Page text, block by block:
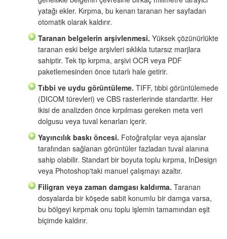
yatağı ekler. Kırpma, bu kenarı taranan her sayfadan
otomatik olarak kaldırır.
Taranan belgelerin arşivlenmesi. Yüksek çözünürlükte
taranan eski belge arşivleri sıklıkla tutarsız marjlara
sahiptir. Tek tip kırpma, arşivi OCR veya PDF
paketlemesinden önce tutarlı hale getirir.
Tıbbi ve uydu görüntüleme. TIFF, tıbbi görüntülemede
(DICOM türevleri) ve CBS rasterlerinde standarttır. Her
ikisi de analizden önce kırpılması gereken meta veri
dolgusu veya tuval kenarları içerir.
Yayıncılık baskı öncesi. Fotoğrafçılar veya ajanslar
tarafından sağlanan görüntüler fazladan tuval alanına
sahip olabilir. Standart bir boyuta toplu kırpma, InDesign
veya Photoshop'taki manuel çalışmayı azaltır.
Filigran veya zaman damgası kaldırma. Taranan
dosyalarda bir köşede sabit konumlu bir damga varsa,
bu bölgeyi kırpmak onu toplu işlemin tamamından eşit
biçimde kaldırır.